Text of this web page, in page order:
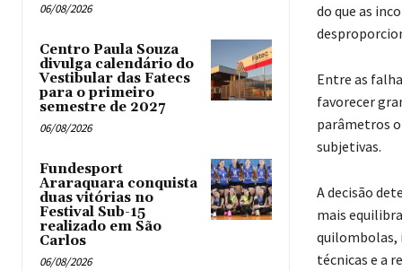
06/08/2026
Centro Paula Souza
divulga calendário do
Vestibular das Fatecs
para o primeiro
semestre de 2027
06/08/2026
Fundesport
Araraquara conquista
duas vitórias no
Festival Sub-15
realizado em São
Carlos
06/08/2026
do que as
Entre as
favorecer
parâmetros
subjetivas.
A decisão
mais
quilombolas,
técnicas e a